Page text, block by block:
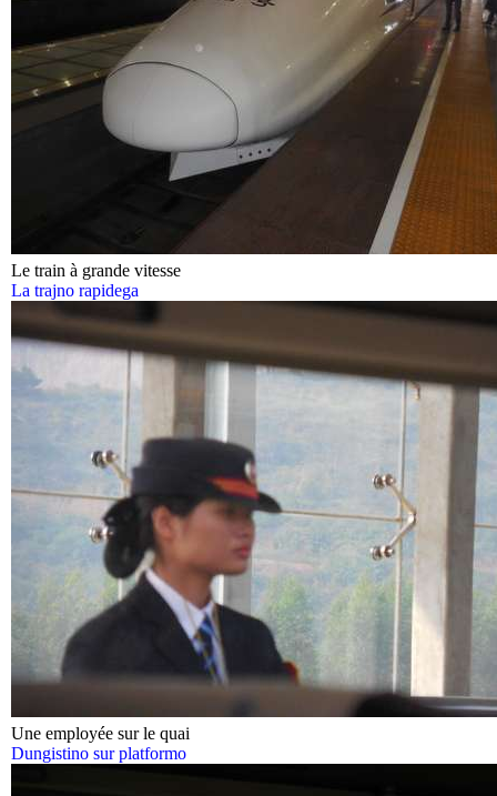
Le train à grande vitesse
La trajno rapidega
Une employée sur le quai
Dungistino sur platformo